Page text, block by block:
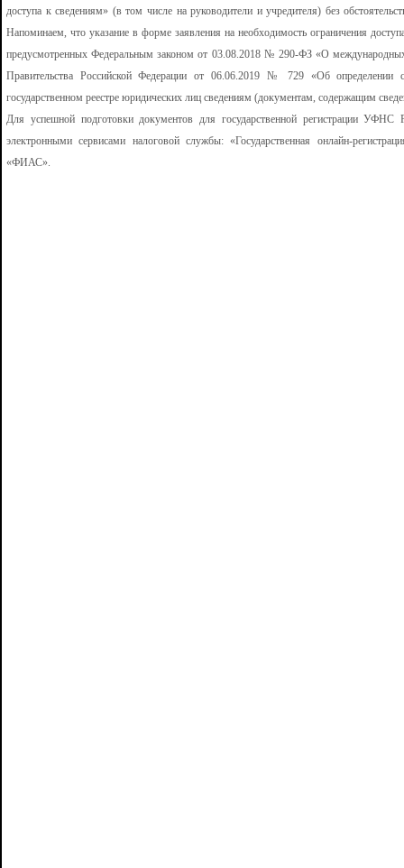
доступа к сведениям» (в том числе на руководители и учредителя) без
Напоминаем, что указание в форме заявления на необходимость ограничения
предусмотренных Федеральным законом от 03.08.2018 № 290-ФЗ «О
Правительства Российской Федерации от 06.06.2019 № 729 «Об
государственном реестре юридических лиц сведениям (документам, содержащим
Для успешной подготовки документов для государственной регистрации УФНС
электронными сервисами налоговой службы: «Государственная онлайн-
«ФИАС».